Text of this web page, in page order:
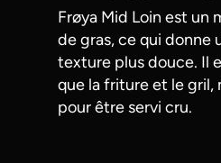
Frøya Mid Loin est un
de gras, ce qui donne
texture plus douce. Il
que la friture et le gril,
pour être servi cru.